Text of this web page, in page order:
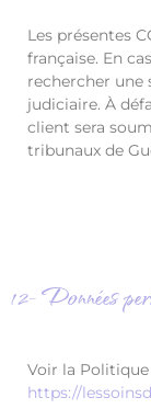
Les présentes
française. En
rechercher une
judiciaire. À
client sera
tribunaux de
12- Données
Voir la
https://